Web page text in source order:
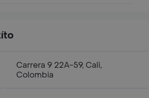
Carrera 9 22A-59, Cali,
Colombia